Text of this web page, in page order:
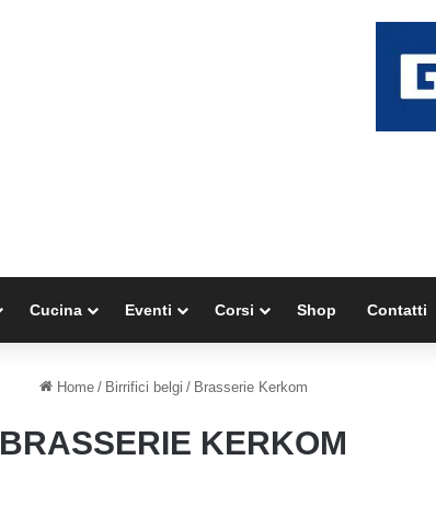
Cucina Eventi Corsi Shop Contatti
Home / Birrifici belgi / Brasserie Kerkom
BRASSERIE KERKOM